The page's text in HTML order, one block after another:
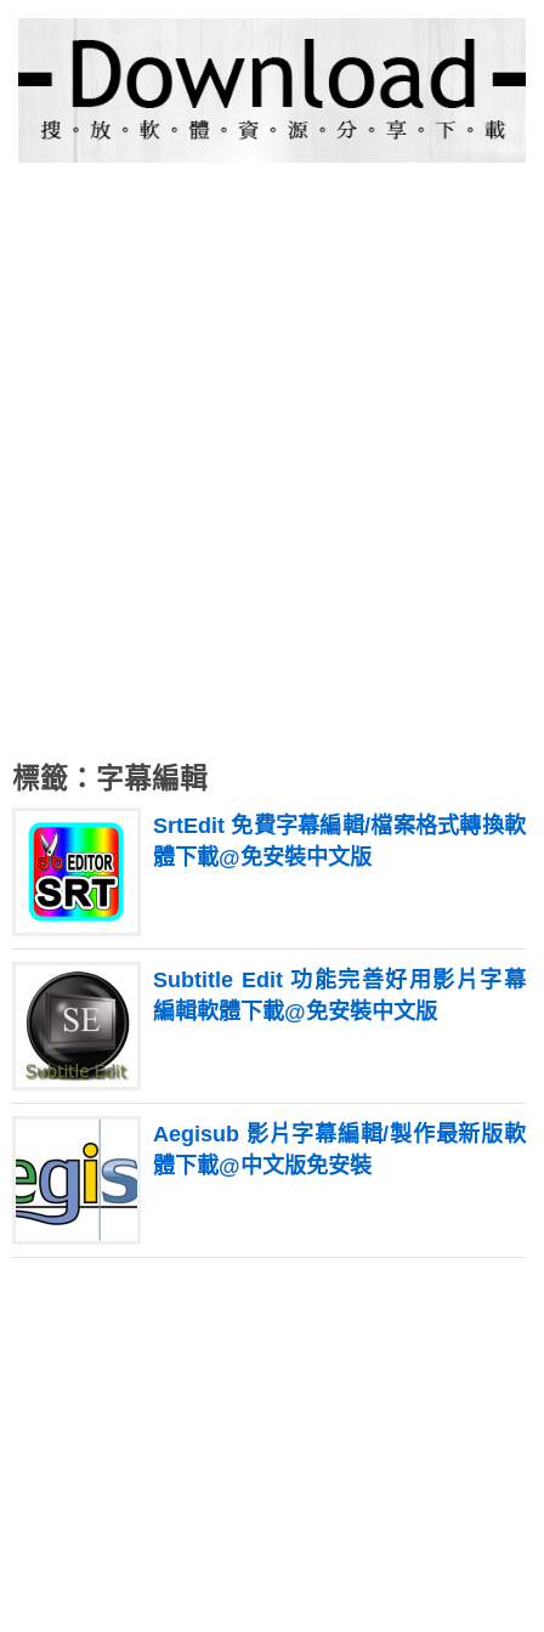
標籤：字幕編輯
SrtEdit 免費字幕編輯/檔案格式轉換軟
體下載@免安裝中文版
Subtitle Edit 功能完善好用影片字幕
編輯軟體下載@免安裝中文版
Aegisub 影片字幕編輯/製作最新版軟
體下載@中文版免安裝